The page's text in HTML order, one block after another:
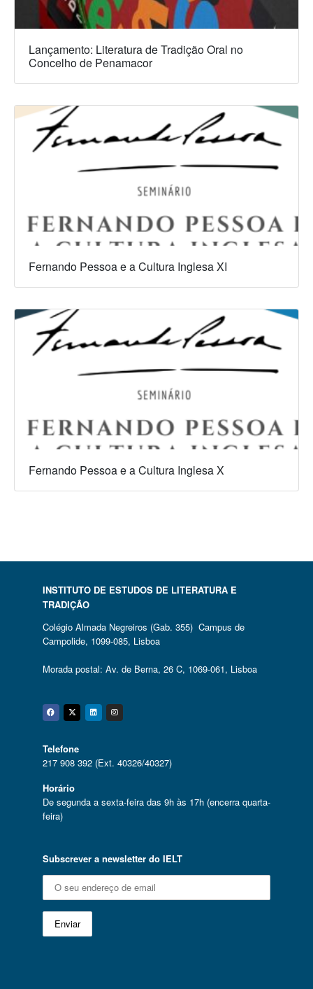
Lançamento: Literatura de Tradição Oral no
Concelho de Penamacor
Fernando Pessoa e a Cultura Inglesa XI
Fernando Pessoa e a Cultura Inglesa X
INSTITUTO DE ESTUDOS DE LITERATURA E
TRADIÇÃO
Colégio Almada Negreiros (Gab. 355) Campus de
Campolide, 1099-085, Lisboa
Morada postal: Av. de Berna, 26 C, 1069-061, Lisboa
Facebook
Twitter
Linkedin
Instagram
Telefone
217 908 392 (Ext. 40326/40327)
Horário
De segunda a sexta-feira das 9h às 17h (encerra quarta-
feira)
Subscrever a newsletter do IELT